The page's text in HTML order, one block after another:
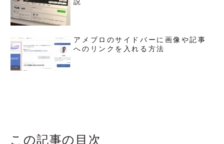
アメブロのサイドバーに画像や記事
へのリンクを入れる方法
この記事の目次